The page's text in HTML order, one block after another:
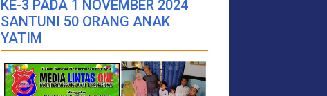
KE-3 PADA 1 NOVEMBER 2024
SANTUNI 50 ORANG ANAK
YATIM